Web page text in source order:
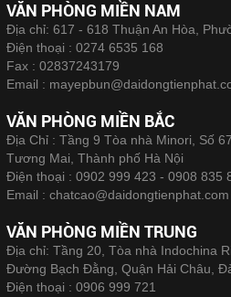
VĂN PHÒNG MIỀN NAM
Địa chỉ: 617 - 618 Thuận An Hòa,
Điện thoại : 0274 6535 168
Fax : 02837243179
Email :
VĂN PHÒNG MIỀN BẮC
Địa Chỉ : Tầng 9 Tòa nhà Minori, Số
Tương Mai, Thành phố Hà Nội
Điện thoại : 0902 999 423 - 0908 835
Email : chatcao@daidongtienphat.com
VĂN PHÒNG MIỀN TRUNG
Địa chỉ: Tầng 20, Tòa nhà Indochina
Đường Bạch Đằng, Quận Hải Châu,
Điện thoại : 0906 999 721